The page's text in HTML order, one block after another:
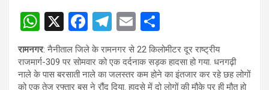
W
h
at
s
X
F
a
ce
b
T
el
e
gr
E
m
ail
h
ar
e
रामनगर: नैनीताल जिले के रामनगर से 22 किलोमीटर दूर राष्ट्रीय
राजमार्ग-309 पर सोमवार को एक दर्दनाक सड़क हादसा हो गया. धनगढ़ी
नाले के पास बरसाती नाले का जलस्तर कम होने का इंतजार कर रहे छह लोगों
को एक तेज रफ्तार बस ने रौंद दिया. हादसे में दो लोगों की मौके पर ही मौत हो